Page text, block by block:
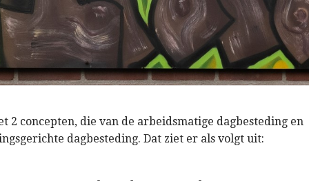
2 concepten, die van de arbeidsmatige dagbesteding en
dagbesteding. Dat ziet er als volgt uit: